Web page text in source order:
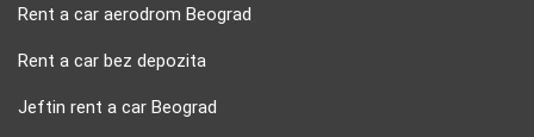
Rent a car aerodrom Beograd
Rent a car bez depozita
Jeftin rent a car Beograd